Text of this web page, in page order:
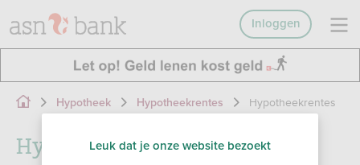
Inloggen
Hypotheek Hypotheekrentes Hypotheekrentes
Hypotheekrentes
Leuk dat je onze website bezoekt